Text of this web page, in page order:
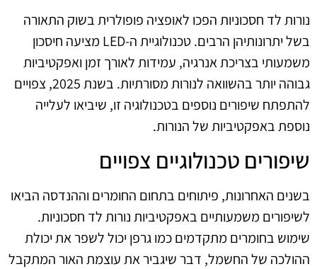
נורות לד חסכוניות הפכו לאופציה פופולרית בשוק התאורה
בשל יתרונותיהן הרבים. טכנולוגיית ה-LED מציעה חיסכון
משמעותי בצריכת אנרגיה, עמידות לאורך זמן ואפקטיביות
גבוהה יותר בהשוואה לנורות מסורתיות. בשנת 2025, צפויים
להתפתח שיפורים נוספים בטכנולוגיה זו, שיביאו לעלייה
נוספת באפקטיביות של הנורות.
שיפורים טכנולוגיים צפויים
בשנים האחרונות, פיתוחים בתחום החומרים וההנדסה הביאו
לשיפורים משמעותיים באפקטיביות נורות לד חסכוניות.
שימוש בחומרים מתקדמים כמו גרפן יכול לשפר את יכולת
ההולכה של החשמל, דבר שיגביר את עוצמת האור המתקבל